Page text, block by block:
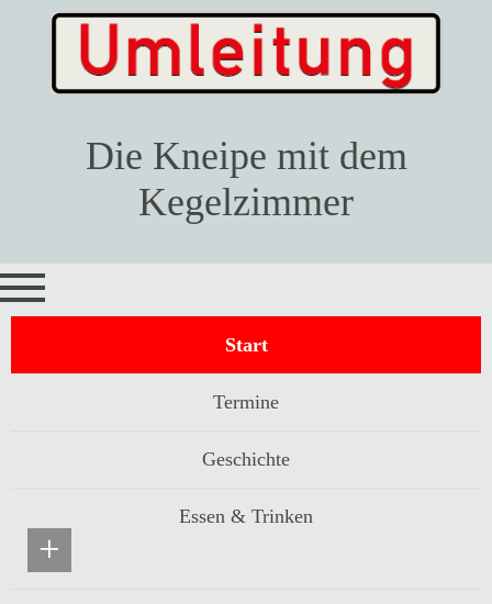
Die Kneipe mit dem
Kegelzimmer
Start
Termine
Geschichte
Essen & Trinken
+